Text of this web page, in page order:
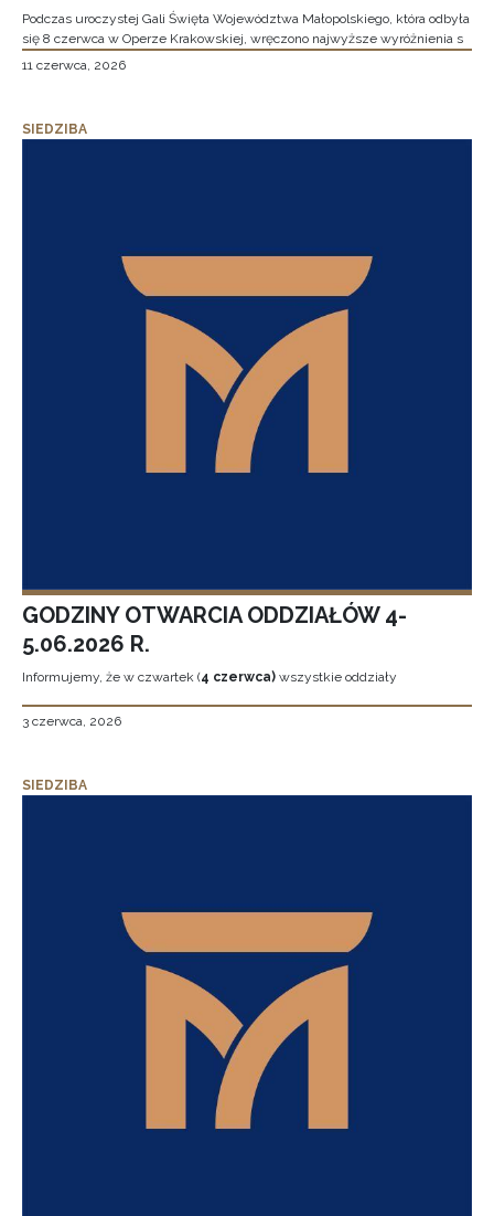
Podczas uroczystej Gali Święta Województwa Małopolskiego, która odbyła
się 8 czerwca w Operze Krakowskiej, wręczono najwyższe wyróżnienia s
11 czerwca, 2026
SIEDZIBA
GODZINY OTWARCIA ODDZIAŁÓW 4-
5.06.2026 R.
Informujemy, że w czwartek (4 czerwca) wszystkie oddziały
3 czerwca, 2026
SIEDZIBA